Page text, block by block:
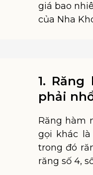
giá bao
của Nha
1.
phải
Răng hàm
gọi khác
trong đó
răng số 4,